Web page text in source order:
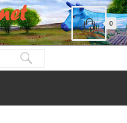
0